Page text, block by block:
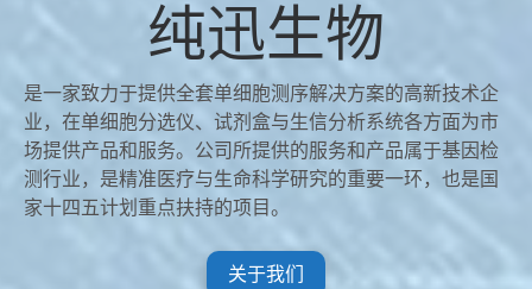
纯迅生物
是一家致力于提供全套单细胞测序解决方案的高新技术企
业，在单细胞分选仪、试剂盒与生信分析系统各方面为市
场提供产品和服务。公司所提供的服务和产品属于基因检
测行业，是精准医疗与生命科学研究的重要一环，也是国
家十四五计划重点扶持的项目。
关于我们